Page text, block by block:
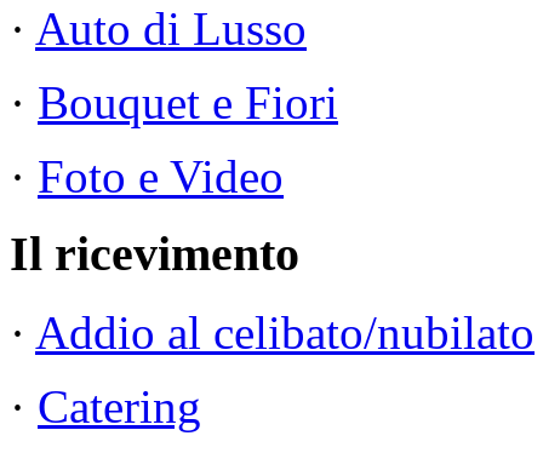
· Auto di Lusso
· Bouquet e Fiori
· Foto e Video
Il ricevimento
· Addio al celibato/nubilato
· Catering